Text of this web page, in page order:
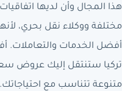
هذا المجال وأن لديها
مختلفة ووكلاء نقل بحري،
أفضل الخدمات
تركيا ستنتقل إليك عروض
متنوعة تتناسب مع احتياجاتك.